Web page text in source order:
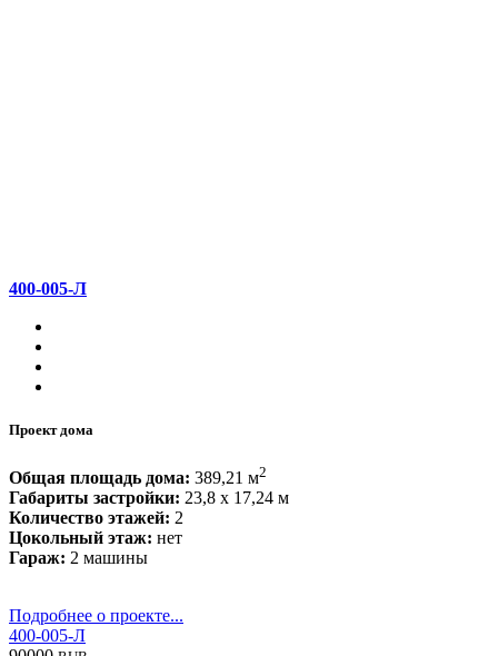
400-005-Л
Проект дома
Общая площадь дома: 389,21 м2
Габариты застройки: 23,8 x 17,24 м
Количество этажей: 2
Цокольный этаж: нет
Гараж: 2 машины
Подробнее о проекте...
400-005-Л